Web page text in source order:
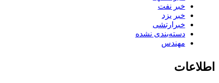
خبر نفت
خبر یزد
خبرارتشی
دسته‌بندی نشده
مهندس
اطلاعات